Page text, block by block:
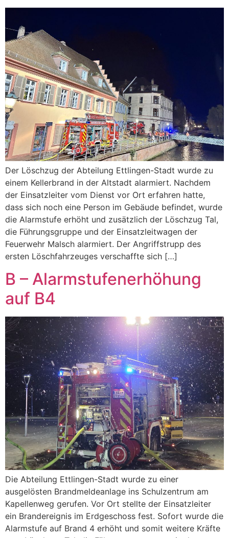
Der Löschzug der Abteilung Ettlingen-Stadt wurde zu
einem Kellerbrand in der Altstadt alarmiert. Nachdem
der Einsatzleiter vom Dienst vor Ort erfahren hatte,
dass sich noch eine Person im Gebäude befindet, wurde
die Alarmstufe erhöht und zusätzlich der Löschzug Tal,
die Führungsgruppe und der Einsatzleitwagen der
Feuerwehr Malsch alarmiert. Der Angriffstrupp des
ersten Löschfahrzeuges verschaffte sich […]
B – Alarmstufenerhöhung
auf B4
Die Abteilung Ettlingen-Stadt wurde zu einer
ausgelösten Brandmeldeanlage ins Schulzentrum am
Kapellenweg gerufen. Vor Ort stellte der Einsatzleiter
ein Brandereignis im Erdgeschoss fest. Sofort wurde die
Alarmstufe auf Brand 4 erhöht und somit weitere Kräfte